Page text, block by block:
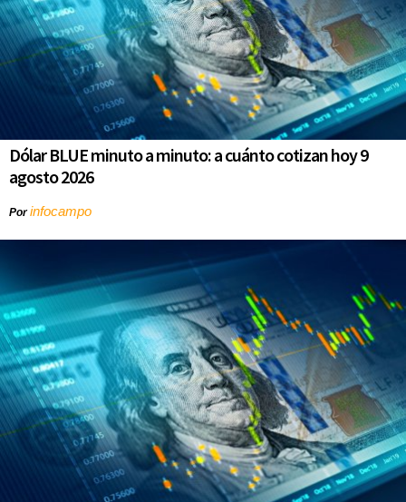
Dólar BLUE minuto a minuto: a cuánto cotizan hoy 9
agosto 2026
Porinfocampo